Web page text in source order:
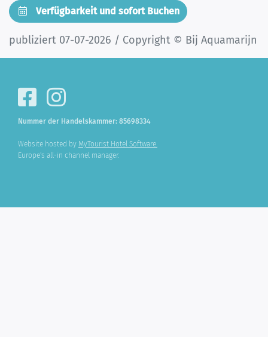
Verfügbarkeit und sofort Buchen
publiziert 07-07-2026 / Copyright © Bij Aquamarijn
Nummer der Handelskammer: 85698334
Website hosted by MyTourist Hotel Software.
Europe's all-in channel manager.